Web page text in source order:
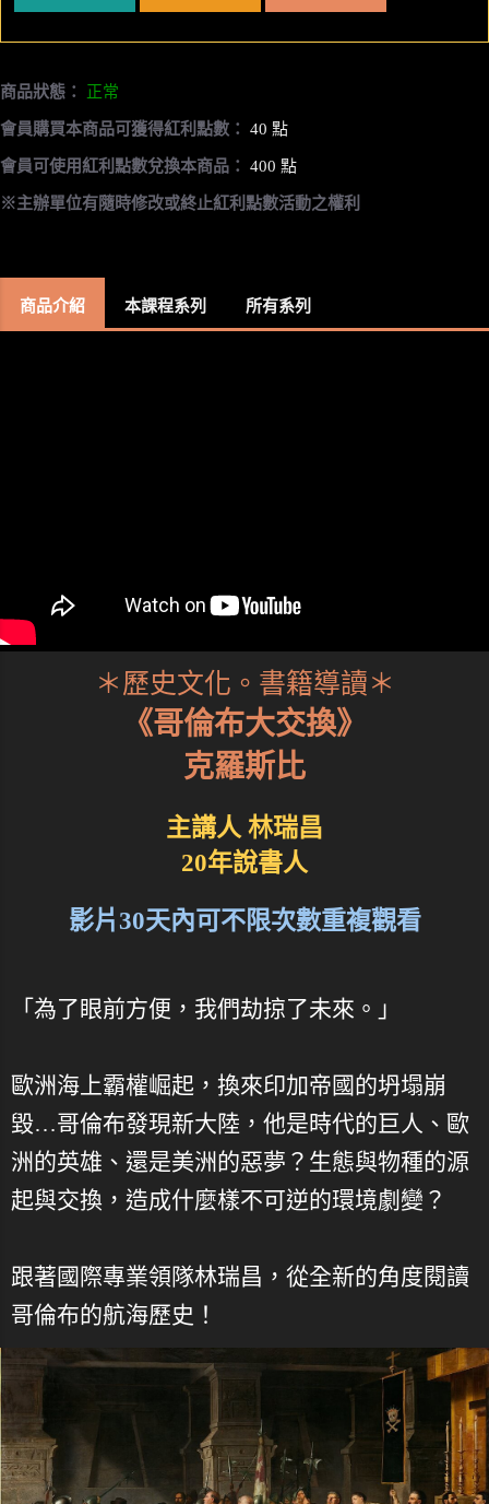
商品狀態： 正常
會員購買本商品可獲得紅利點數： 40 點
會員可使用紅利點數兌換本商品： 400 點
※主辦單位有隨時修改或終止紅利點數活動之權利
商品介紹 本課程系列 所有系列
＊歷史文化。書籍導讀＊
《哥倫布大交換》
克羅斯比
主講人 林瑞昌
20年說書人
影片30天內可不限次數重複觀看
「為了眼前方便，我們劫掠了未來。」
歐洲海上霸權崛起，換來印加帝國的坍塌崩
毀…哥倫布發現新大陸，他是時代的巨人、歐
洲的英雄、還是美洲的惡夢？生態與物種的源
起與交換，造成什麼樣不可逆的環境劇變？
跟著國際專業領隊林瑞昌，從全新的角度閱讀
哥倫布的航海歷史！